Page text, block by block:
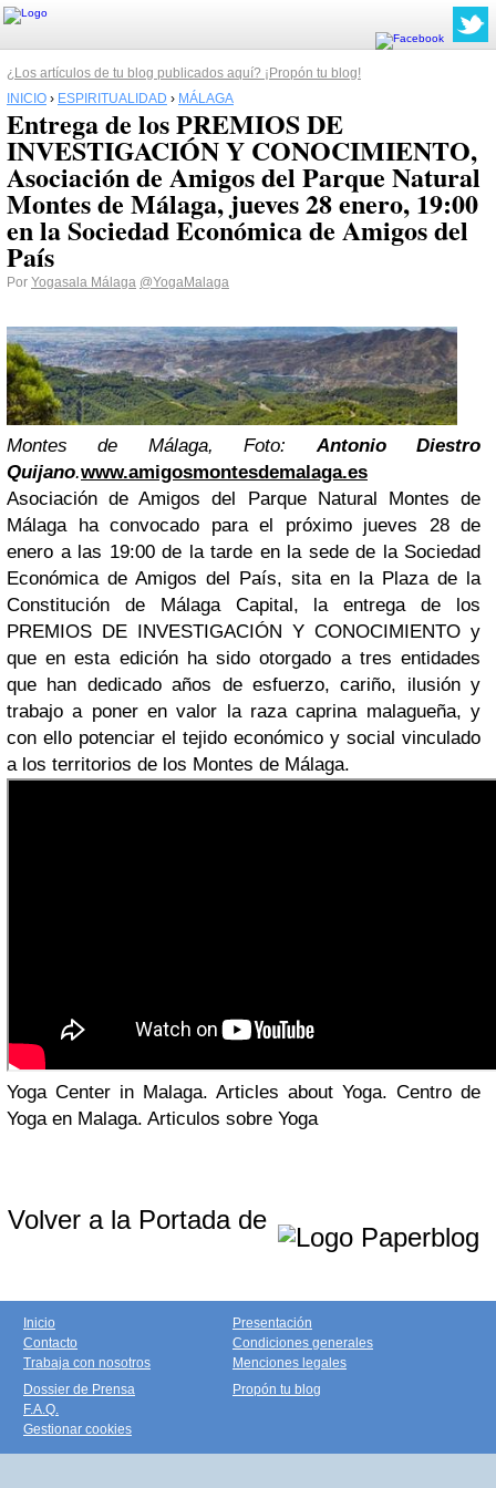
¿Los artículos de tu blog publicados aquí? ¡Propón tu blog!
INICIO › ESPIRITUALIDAD › MÁLAGA
Entrega de los PREMIOS DE
INVESTIGACIÓN Y CONOCIMIENTO,
Asociación de Amigos del Parque Natural
Montes de Málaga, jueves 28 enero, 19:00
en la Sociedad Económica de Amigos del
País
Por Yogasala Málaga @YogaMalaga
Montes de Málaga, Foto:Antonio Diestro
Quijano.www.amigosmontesdemalaga.es
Asociación de Amigos del Parque Natural Montes de
Málaga ha convocado para el próximo jueves 28 de
enero a las 19:00 de la tarde en la sede de la Sociedad
Económica de Amigos del País, sita en la Plaza de la
Constitución de Málaga Capital, la entrega de los
PREMIOS DE INVESTIGACIÓN Y CONOCIMIENTO y
que en esta edición ha sido otorgado a tres entidades
que han dedicado años de esfuerzo, cariño, ilusión y
trabajo a poner en valor la raza caprina malagueña, y
con ello potenciar el tejido económico y social vinculado
a los territorios de los Montes de Málaga.
Yoga Center in Malaga. Articles about Yoga. Centro de
Yoga en Malaga. Articulos sobre Yoga
Volver a la Portada de
Inicio
Contacto
Trabaja con nosotros
Presentación
Condiciones generales
Menciones legales
Dossier de Prensa
F.A.Q.
Gestionar cookies
Propón tu blog